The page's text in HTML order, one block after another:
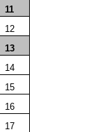
11
12
13
14
15
16
17